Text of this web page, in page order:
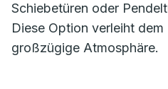
Schiebetüren oder
Diese Option verleiht
großzügige Atmosphäre.